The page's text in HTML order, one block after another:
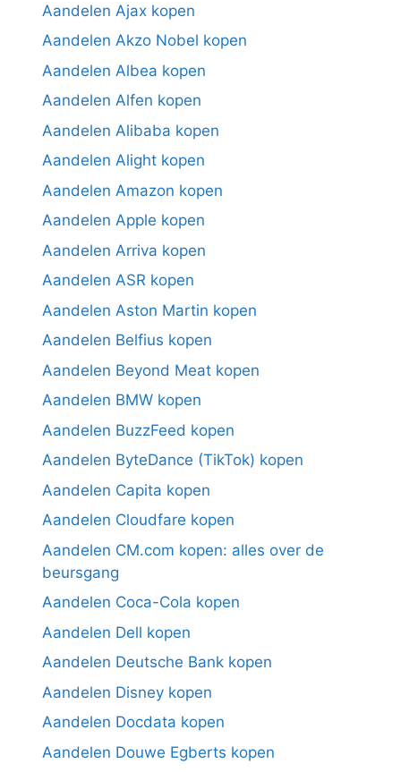
Aandelen Ajax kopen
Aandelen Akzo Nobel kopen
Aandelen Albea kopen
Aandelen Alfen kopen
Aandelen Alibaba kopen
Aandelen Alight kopen
Aandelen Amazon kopen
Aandelen Apple kopen
Aandelen Arriva kopen
Aandelen ASR kopen
Aandelen Aston Martin kopen
Aandelen Belfius kopen
Aandelen Beyond Meat kopen
Aandelen BMW kopen
Aandelen BuzzFeed kopen
Aandelen ByteDance (TikTok) kopen
Aandelen Capita kopen
Aandelen Cloudfare kopen
Aandelen CM.com kopen: alles over de
beursgang
Aandelen Coca-Cola kopen
Aandelen Dell kopen
Aandelen Deutsche Bank kopen
Aandelen Disney kopen
Aandelen Docdata kopen
Aandelen Douwe Egberts kopen